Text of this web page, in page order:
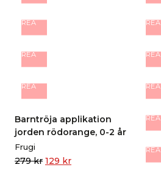
REA
REA
REA
Barntröja applikation
jorden rödorange, 0-2 år
Frugi
279kr 129 kr
REA
REA
REA
REA
REA